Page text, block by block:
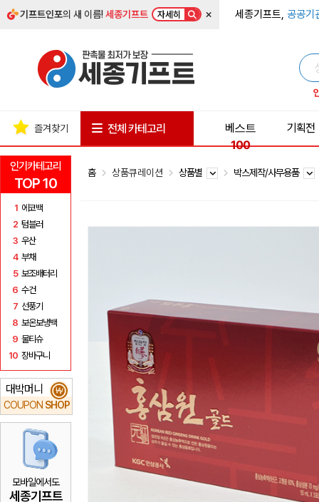
기프트인포의 새 이름!세종기프트 자세히 × 세종기프트, 공공기
인기카테고리
TOP 10
1 에코백
2 텀블러
3 우산
4 부채
5 보조배터리
6 수건
7 선풍기
8 보온보냉백
9 물티슈
10 장바구니
대박머니
COUPON SHOP
₩
모바일에서도
세종기프트
즐겨찾기 전체 카테고리
베스트
100
기획전
홈 상품큐레이션 상품별 박스제작/사무용품